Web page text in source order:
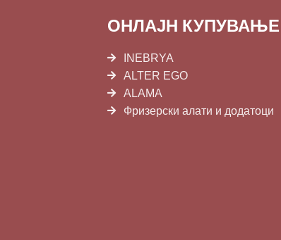
ОНЛАЈН КУПУВАЊЕ
INEBRYA
ALTER EGO
ALAMA
Фризерски алати и додатоци